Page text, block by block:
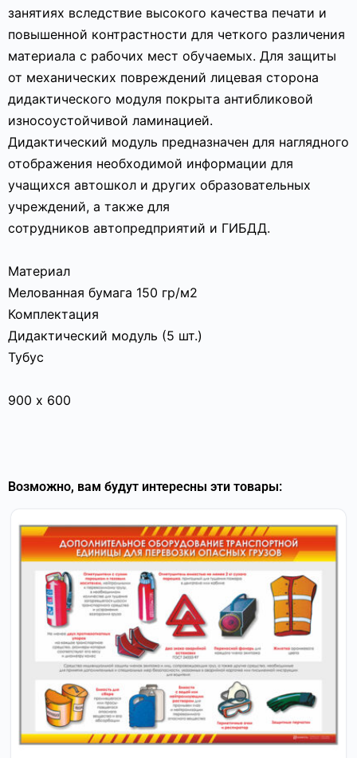
занятиях вследствие высокого качества печати и
повышенной контрастности для четкого различения
материала с рабочих мест обучаемых. Для защиты
от механических повреждений лицевая сторона
дидактического модуля покрыта антибликовой
износоустойчивой ламинацией.
Дидактический модуль предназначен для наглядного
отображения необходимой информации для
учащихся автошкол и других образовательных
учреждений, а также для
сотрудников автопредприятий и ГИБДД.
Материал
Мелованная бумага 150 гр/м2
Комплектация
Дидактический модуль (5 шт.)
Тубус
900 х 600
Возможно, вам будут интересны эти товары: